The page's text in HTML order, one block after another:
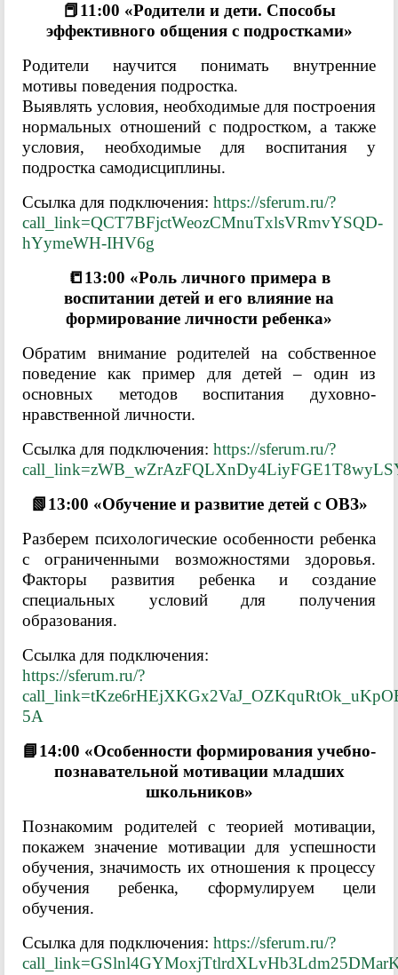
📕11:00 «Родители и дети. Способы
эффективного общения с подростками»
Родители научится понимать внутренние
мотивы поведения подростка.
Выявлять условия, необходимые для построения
нормальных отношений с подростком, а также
условия, необходимые для воспитания у
подростка самодисциплины.
Ссылка для подключения: https://sferum.ru/?
call_link=QCT7BFjctWeozCMnuTxlsVRmvYSQD-
hYymeWH-IHV6g
📒13:00 «Роль личного примера в
воспитании детей и его влияние на
формирование личности ребенка»
Обратим внимание родителей на собственное
поведение как пример для детей – один из
основных методов воспитания духовно-
нравственной личности.
Ссылка для подключения: https://sferum.ru/?
📗13:00 «Обучение и развитие детей с ОВЗ»
Разберем психологические особенности ребенка
с ограниченными возможностями здоровья.
Факторы развития ребенка и создание
специальных условий для получения
образования.
Ссылка для подключения:
https://sferum.ru/?
5A
📘14:00 «Особенности формирования учебно-
познавательной мотивации младших
школьников»
Познакомим родителей с теорией мотивации,
покажем значение мотивации для успешности
обучения, значимость их отношения к процессу
обучения ребенка, сформулируем цели
обучения.
Ссылка для подключения: https://sferum.ru/?